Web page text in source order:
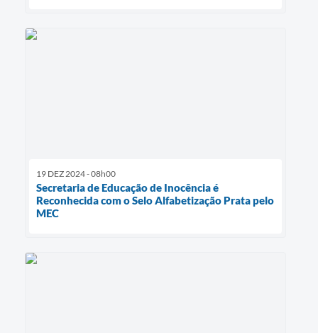
19 DEZ 2024 - 08h00
Secretaria de Educação de Inocência é
Reconhecida com o Selo Alfabetização Prata pelo
MEC